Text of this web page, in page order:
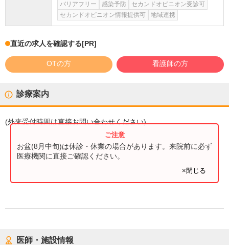
バリアフリー
感染予防
セカンドオピニオン受診可
セカンドオピニオン情報提供可
地域連携
直近の求人を確認する[PR]
OTの方 看護師の方
診療案内
(外来受付時間は直接お問い合わせください)
お盆(8月中旬)は休診・休業の場合があります。来院前に必ず
医療機関に直接ご確認ください。
×閉じる
医師・施設情報